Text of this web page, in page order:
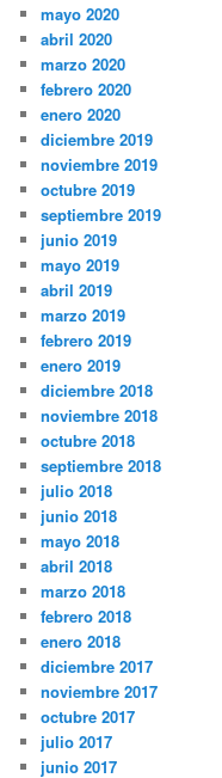
mayo 2020
abril 2020
marzo 2020
febrero 2020
enero 2020
diciembre 2019
noviembre 2019
octubre 2019
septiembre 2019
junio 2019
mayo 2019
abril 2019
marzo 2019
febrero 2019
enero 2019
diciembre 2018
noviembre 2018
octubre 2018
septiembre 2018
julio 2018
junio 2018
mayo 2018
abril 2018
marzo 2018
febrero 2018
enero 2018
diciembre 2017
noviembre 2017
octubre 2017
julio 2017
junio 2017